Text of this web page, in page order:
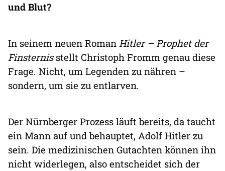
und Blut?
In seinem neuen Roman Hitler – Prophet der
Finsternisstellt Christoph Fromm genau diese
Frage. Nicht, um Legenden zu nähren –
sondern, um sie zu entlarven.
Der Nürnberger Prozess läuft bereits, da taucht
ein Mann auf und behauptet, Adolf Hitler zu
sein. Die medizinischen Gutachten können ihn
nicht widerlegen, also entscheidet sich der